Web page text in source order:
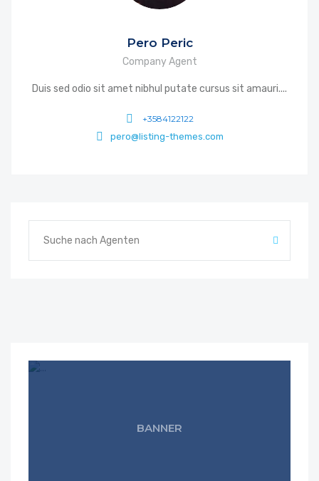
Pero Peric
Company Agent
Duis sed odio sit amet nibhul putate cursus sit amauri....
+3584122122
pero@listing-themes.com
BANNER